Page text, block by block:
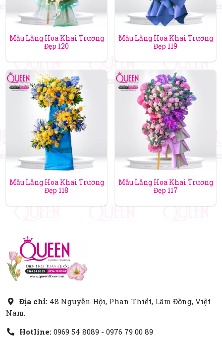
Mẫu Lẵng Hoa Khai Trương
Đẹp 120
Mẫu Lẵng Hoa Khai Trương
Đẹp 119
Mẫu Lẵng Hoa Khai Trương
Đẹp 118
Mẫu Lẵng Hoa Khai Trương
Đẹp 117
Địa chỉ: 48 Nguyễn Hội, Phan Thiết, Lâm Đồng, Việt
Nam.
Hotline: 0969 54 8089 - 0976 79 00 89